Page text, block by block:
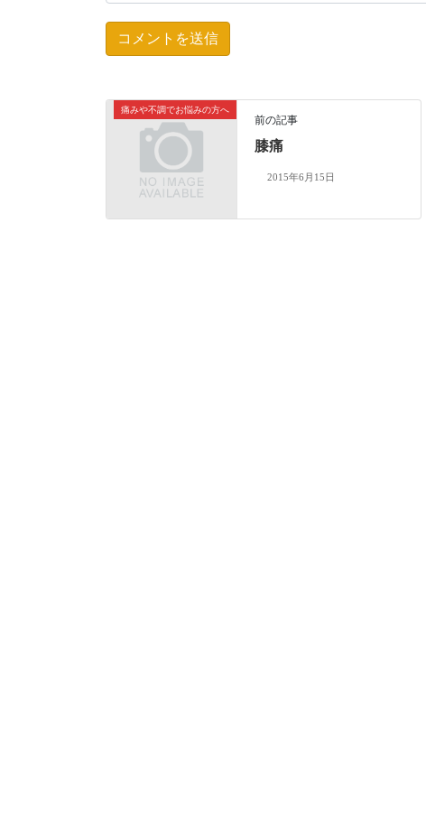
痛みや不調でお悩みの方へ
前の記事
膝痛
2015年6月15日